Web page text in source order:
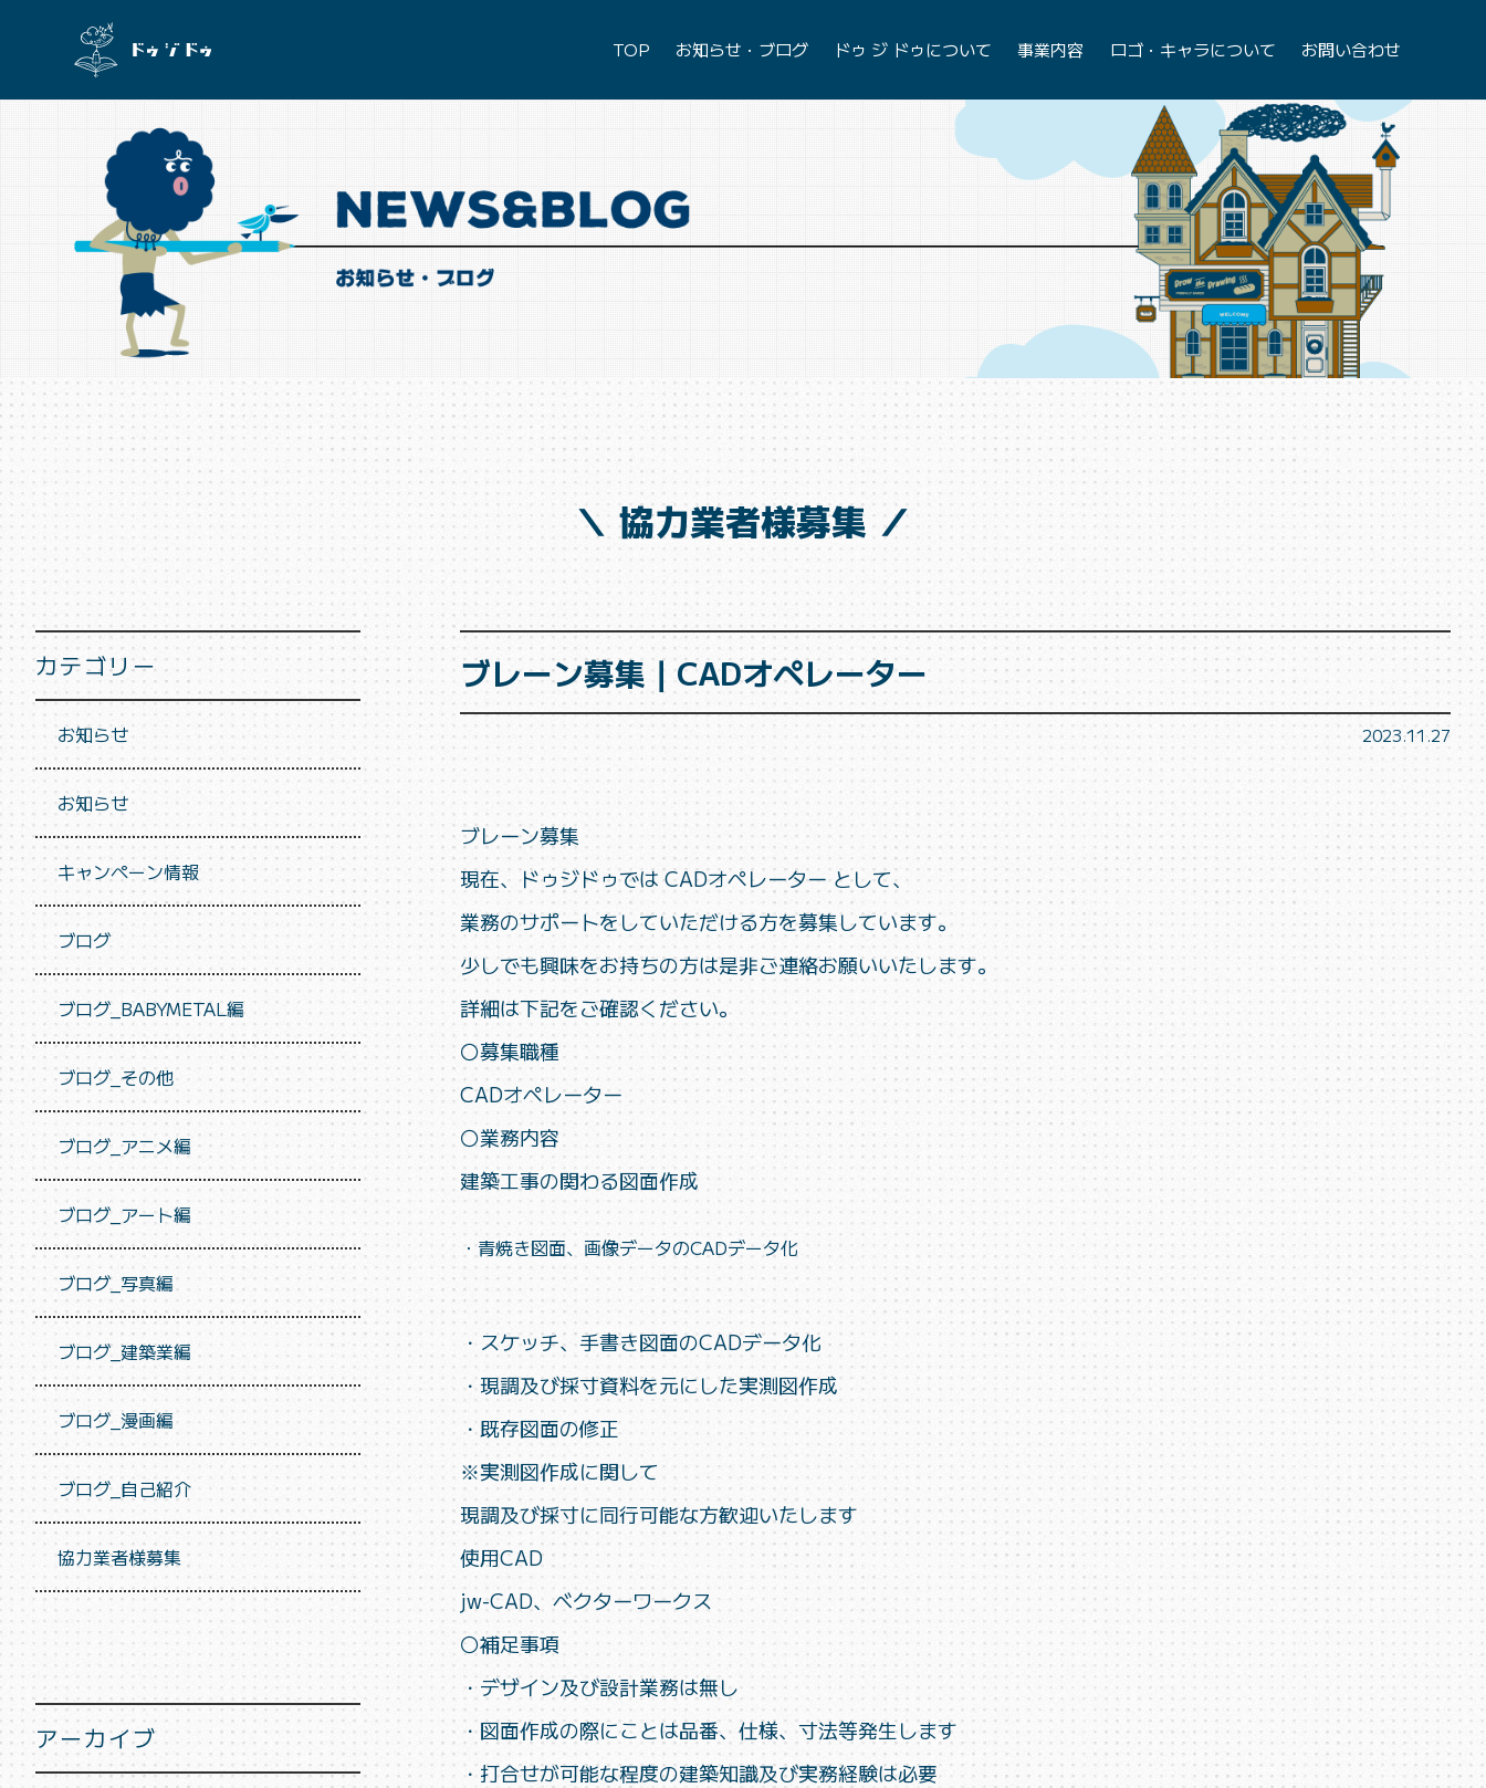
TOP お知らせ・ブログ ドゥ ジ ドゥについて 事業内容 ロゴ・キャラについて お問い合わせ
＼ 協力業者様募集 ／
カテゴリー
お知らせ
お知らせ
キャンペーン情報
ブログ
ブログ_BABYMETAL編
ブログ_その他
ブログ_アニメ編
ブログ_アート編
ブログ_写真編
ブログ_建築業編
ブログ_漫画編
ブログ_自己紹介
協力業者様募集
アーカイブ
ブレーン募集｜CADオペレーター
2023.11.27
ブレーン募集
現在、ドゥジドゥでは CADオペレーター として、
業務のサポートをしていただける方を募集しています。
少しでも興味をお持ちの方は是非ご連絡お願いいたします。
詳細は下記をご確認ください。
〇募集職種
CADオペレーター
〇業務内容
建築工事の関わる図面作成
・青焼き図面、画像データのCADデータ化
・スケッチ、手書き図面のCADデータ化
・現調及び採寸資料を元にした実測図作成
・既存図面の修正
※実測図作成に関して
現調及び採寸に同行可能な方歓迎いたします
使用CAD
jw-CAD、ベクターワークス
〇補足事項
・デザイン及び設計業務は無し
・図面作成の際にことは品番、仕様、寸法等発生します
・打合せが可能な程度の建築知識及び実務経験は必要